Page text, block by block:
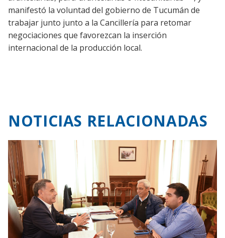
manifestó la voluntad del gobierno de Tucumán de
trabajar junto junto a la Cancillería para retomar
negociaciones que favorezcan la inserción
internacional de la producción local.
NOTICIAS RELACIONADAS